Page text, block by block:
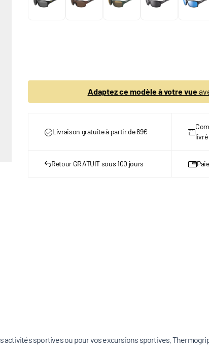
Adaptez ce modèle à votre vue
Livraison gratuite à partir de 69€
Retour GRATUIT sous 100 jours
sportives ou pour vos excursions sportives.